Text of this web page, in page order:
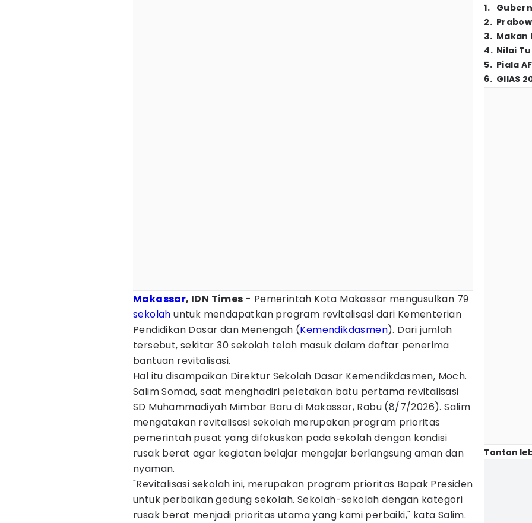
Makassar, IDN Times - Pemerintah Kota Makassar mengusulkan 79
sekolah untuk mendapatkan program revitalisasi dari Kementerian
Pendidikan Dasar dan Menengah (Kemendikdasmen). Dari jumlah
tersebut, sekitar 30 sekolah telah masuk dalam daftar penerima
bantuan revitalisasi.
Hal itu disampaikan Direktur Sekolah Dasar Kemendikdasmen, Moch.
Salim Somad, saat menghadiri peletakan batu pertama revitalisasi
SD Muhammadiyah Mimbar Baru di Makassar, Rabu (8/7/2026). Salim
mengatakan revitalisasi sekolah merupakan program prioritas
pemerintah pusat yang difokuskan pada sekolah dengan kondisi
rusak berat agar kegiatan belajar mengajar berlangsung aman dan
nyaman.
"Revitalisasi sekolah ini, merupakan program prioritas Bapak Presiden
untuk perbaikan gedung sekolah. Sekolah-sekolah dengan kategori
rusak berat menjadi prioritas utama yang kami perbaiki," kata Salim.
1.
2.
3. Makan
4. Nilai
5. Piala
6. GIIAS
Tonton